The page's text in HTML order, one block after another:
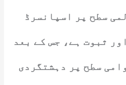
سطح پر اسپانسرڈ
ثبوت ہے، جس کے بعد
سطح پر دہشتگردی